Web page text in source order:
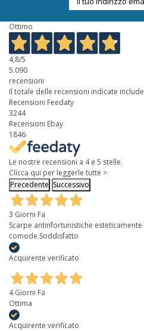
Ottimo
4,8/5
5.090
recensioni
Il totale delle recensioni indicate
Recensioni Feedaty
3244
Recensioni Ebay
1846
Le nostre recensioni a 4 e 5 stelle.
Clicca qui per leggerle tutte >
Precedente Successivo
3 Giorni Fa
Scarpe antinfortunistiche
comode.Soddisfatto
Acquirente verificato
4 Giorni Fa
Ottima
Acquirente verificato